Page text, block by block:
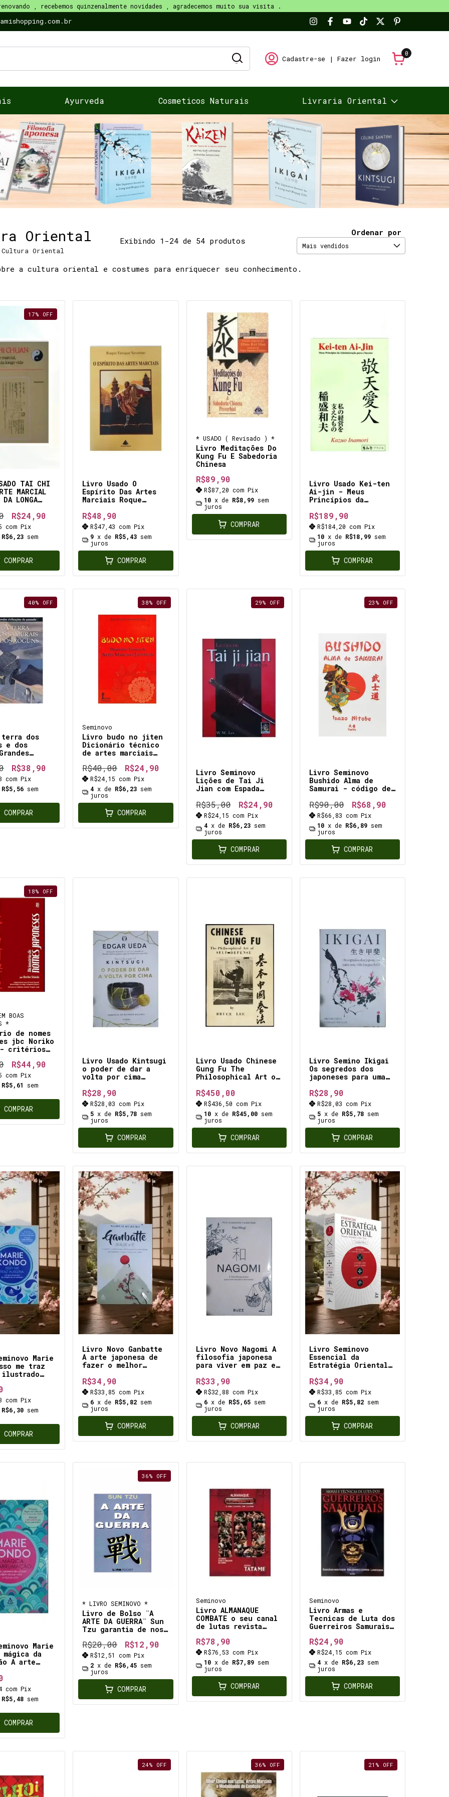
, recebemos quinzenalmente novidades , agradecemos muito sua visita .
Cadastre-se | Fazer login
0
Ayurveda Cosmeticos Naturais Livraria Oriental
Oriental
Cultura Oriental
Exibindo 1-24 de 54 produtos
Ordenar por
a cultura oriental e costumes para enriquecer seu conhecimento.
17% OFF
TAI CHI
MARCIAL
LONGA
*
R$24,90
com Pix
R$6,23 sem
COMPRAR
Livro Usado O
Espírito Das Artes
Marciais Roque
R$48,90
R$47,43com Pix
9 x de R$5,43 sem
juros
COMPRAR
* USADO ( Revisado ) *
Livro Meditações Do
Kung Fu E Sabedoria
Chinesa
R$89,90
R$87,20 com Pix
10 x de R$8,99 sem
juros
COMPRAR
Livro Usado Kei-ten
Ai-jin - Meus
Princípios da
Sucesso Kazuo
Inamori
R$189,90
R$184,20 com Pix
10 x de R$18,99 sem
juros
COMPRAR
40% OFF
dos
e dos
o
retorno à
para
e
nossas
R$38,90
com Pix
R$5,56 sem
COMPRAR
38% OFF
Seminovo
Livro budo no jiten
Dicionário técnico
de artes marciais
significado real dos
termos japoneses
muda completamente a
percepção do treino
R$40,00 R$24,90
R$24,15com Pix
4 x de R$6,23 sem
juros
COMPRAR
29% OFF
Livro Seminovo
Lições de Tai Ji
Jian com Espada
didático exercícios
com a espada para a
saúde, equilíbrio e
bem-estar físico e
mental
R$35,00 R$24,90
R$24,15 com Pix
4 x de R$6,23 sem
juros
COMPRAR
23 % OFF
Livro Seminovo
Bushido Alma de
Samurai - código de
disciplina militar e
classe de guerreiros
mais conhecida no
mundo os Samurais
R$90,00 R$68,90
R$66,83 com Pix
10 x de R$6,89 sem
juros
COMPRAR
18% OFF
BOAS
*
de nomes
jbc Noriko
- critérios
Japão
R$44,90
com Pix
R$5,61
sem
COMPRAR
Livro Usado Kintsugi
o poder de dar a
volta por cima
milenar que
descobriu no Japão e
que transformou a
sua vida.
R$28,90
R$28,03com Pix
5 x de R$5,78 sem
juros
COMPRAR
Livro Usado Chinese
Gung Fu The
Philosophical Art of
Raridade * Kung Fu
Primeiro e unico
Livro escrito por
Bruce lee ediçao
1987
R$450,00
R$436,50 com Pix
10 x de R$45,00 sem
juros
COMPRAR
Livro Semino Ikigai
Os segredos dos
japoneses para uma
hábitos e rotinas
que mantém em dia a
saúde da mente, do
corpo e do espírito
R$28,90
R$28,03 com Pix
5 x de R$5,78 sem
juros
COMPRAR
Marie
me traz
de
dicas
e
com Pix
R$6,30 sem
COMPRAR
Livro Novo Ganbatte
A arte japonesa de
fazer o melhor
se tem lições da
sabedoria milenar
japonesa manter a
motivação
R$34,90
R$33,85com Pix
6 x de R$5,82 sem
juros
COMPRAR
Livro Novo Nagomi A
filosofia japonesa
para viver em paz e
conforto e paz,
dentro da alma e da
mente aspectos
positivos da vida
R$33,90
R$32,88 com Pix
6 x de R$5,65 sem
juros
COMPRAR
Livro Seminovo
Essencial da
Estratégia Oriental
lidos no mundo no
aspecto estratégia
princípios do
pensamento suas
aplicações
R$34,90
R$33,85 com Pix
6 x de R$5,82 sem
juros
COMPRAR
Marie
mágica da
A arte
sua casa e
método
porém
com Pix
R$5,48 sem
COMPRAR
36% OFF
* LIVRO SEMINOVO *
Livro de Bolso ¨A
ARTE DA GUERRA¨ Sun
Tzu garantia de nos
invencíveis está em
nossas próprias mãos
Tradução de Sueli
Barros Cassal
R$20,00 R$12,90
R$12,51com Pix
2 x de R$6,45 sem
juros
COMPRAR
Seminovo
Livro ALMANAQUE
COMBATE o seu canal
de lutas revista
R$78,90
R$76,53 com Pix
10 x de R$7,89 sem
juros
COMPRAR
Seminovo
Livro Armas e
Tecnicas de Luta dos
Guerreiros Samurais
antigo
R$24,90
R$24,15 com Pix
4 x de R$6,23 sem
juros
COMPRAR
24% OFF 36% OFF 21 % OFF